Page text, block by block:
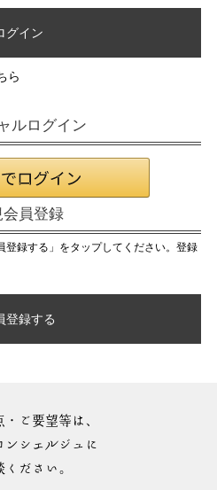
グイン
ら
ルログイン
会員登録
登録する」をタップしてください。登録
登録する
・ご要望等は、
ンシェルジュに
ください。